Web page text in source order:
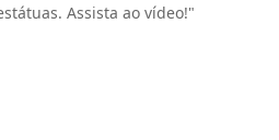
Assista ao vídeo!"